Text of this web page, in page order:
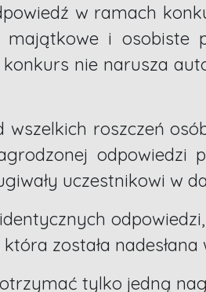
w ramach
majątkowe i osobiste
konkurs nie narusza
wszelkich roszczeń
odpowiedzi
uczestnikowi w
została
tylko jedną